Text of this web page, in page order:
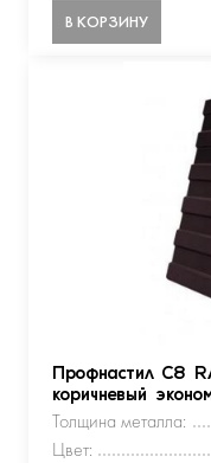
В КОРЗИНУ
Профнастил С8
коричневый
Толщина металла:
Цвет: